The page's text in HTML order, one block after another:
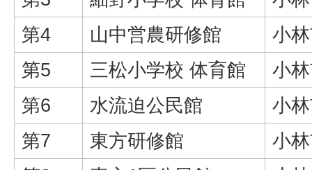
第4
山中営農研修館
小
第5
三松小学校 体育館
小
第6
水流迫公民館
小
第7
東方研修館
小